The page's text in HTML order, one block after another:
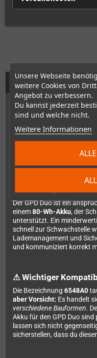
Unsere Webseite
weitere Cookies von
Angebot zu verbessern.
Du kannst jederzeit
sind und welche nicht.
Weitere Informationen
Beschreibung
Originaler
GPD Duo
Dein GPD Duo schafft es
bekommst du den
– also
Der GPD Duo ist ein
einem80-Wh-Akku, der
unterstützt. Ein
schnell zur Schwachstelle
Lademanagement und
und kommuniziert korrekt
⚠ Wichtiger
Die Bezeichnung 6548A0
aber Vorsicht: Es handelt
verschiedene Bauformen.
Akku für den GPD Duo sind
lassen sich nicht
sicherstellen, dass du